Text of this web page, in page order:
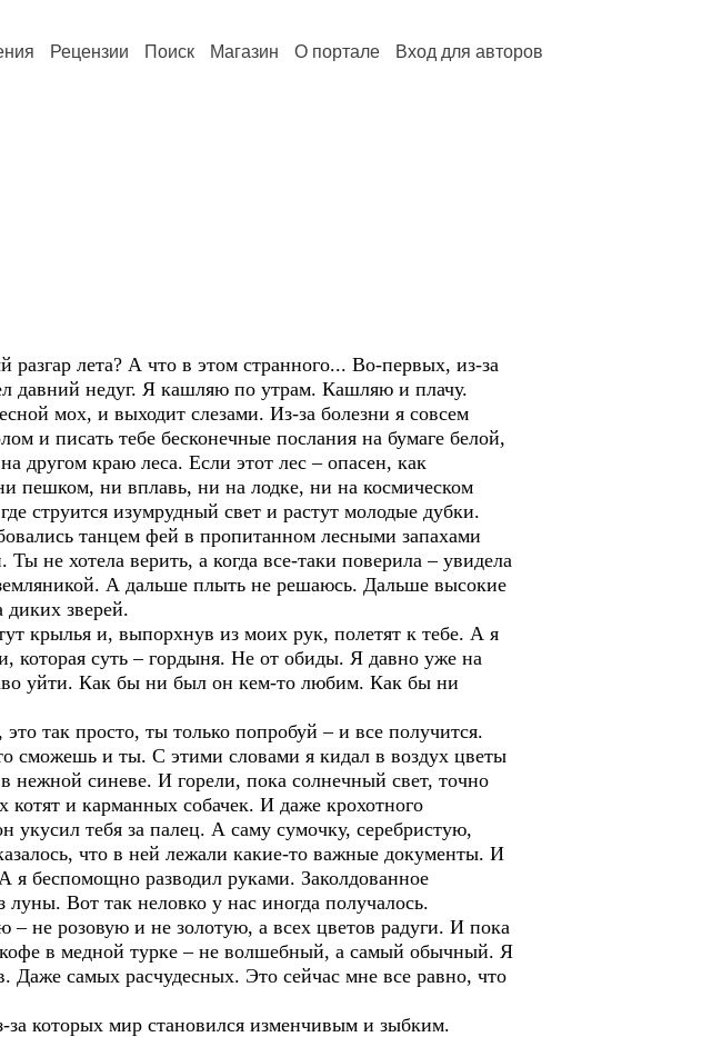
Рецензии Поиск Магазин О портале Вход для авторов
лета? А что в этом странного... Во-первых, из-за
давний недуг. Я кашляю по утрам. Кашляю и плачу.
мох, и выходит слезами. Из-за болезни я совсем
и писать тебе бесконечные послания на бумаге белой,
другом краю леса. Если этот лес – опасен, как
пешком, ни вплавь, ни на лодке, ни на космическом
струится изумрудный свет и растут молодые дубки.
танцем фей в пропитанном лесными запахами
не хотела верить, а когда все-таки поверила – увидела
А дальше плыть не решаюсь. Дальше высокие
зверей.
крылья и, выпорхнув из моих рук, полетят к тебе. А я
которая суть – гордыня. Не от обиды. Я давно уже на
уйти. Как бы ни был он кем-то любим. Как бы ни
так просто, ты только попробуй – и все получится.
сможешь и ты. С этими словами я кидал в воздух цветы
нежной синеве. И горели, пока солнечный свет, точно
и карманных собачек. И даже крохотного
укусил тебя за палец. А саму сумочку, серебристую,
что в ней лежали какие-то важные документы. И
я беспомощно разводил руками. Заколдованное
луны. Вот так неловко у нас иногда получалось.
не розовую и не золотую, а всех цветов радуги. И пока
в медной турке – не волшебный, а самый обычный. Я
самых расчудесных. Это сейчас мне все равно, что
которых мир становился изменчивым и зыбким.